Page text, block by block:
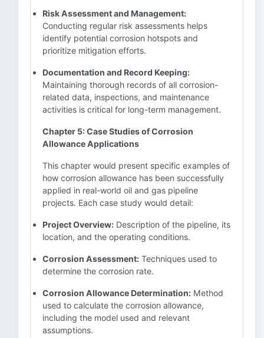
Risk Assessment and Management:
Conducting regular risk assessments helps
identify potential corrosion hotspots and
prioritize mitigation efforts.
Documentation and Record Keeping:
Maintaining thorough records of all corrosion-
related data, inspections, and maintenance
activities is critical for long-term management.
Chapter 5: Case Studies of Corrosion
Allowance Applications
This chapter would present specific examples of
how corrosion allowance has been successfully
applied in real-world oil and gas pipeline
projects. Each case study would detail:
Project Overview: Description of the pipeline, its
location, and the operating conditions.
Corrosion Assessment: Techniques used to
determine the corrosion rate.
Corrosion Allowance Determination: Method
used to calculate the corrosion allowance,
including the model used and relevant
assumptions.